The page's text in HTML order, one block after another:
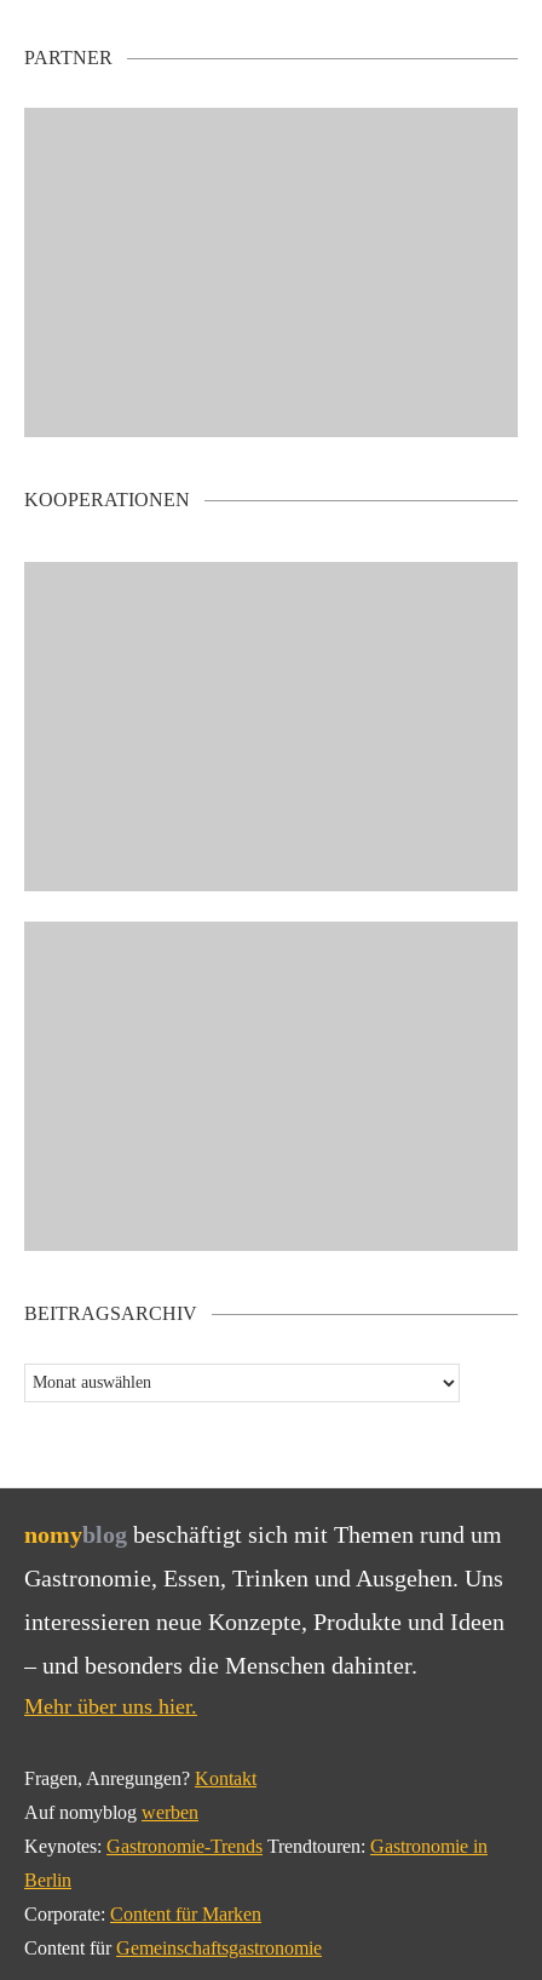
PARTNER
KOOPERATIONEN
BEITRAGSARCHIV
nomyblog beschäftigt sich mit Themen rund um
Gastronomie, Essen, Trinken und Ausgehen. Uns
interessieren neue Konzepte, Produkte und Ideen
– und besonders die Menschen dahinter.
Mehr über uns hier.
Fragen, Anregungen? Kontakt
Auf nomyblog werben
Keynotes: Gastronomie-Trends Trendtouren: Gastronomie in
Berlin
Corporate: Content für Marken
Content fürGemeinschaftsgastronomie